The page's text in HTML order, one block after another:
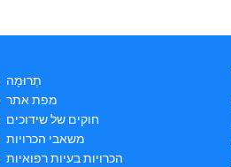
תְרוּמָה
מפת אתר
חוקים של שידוכים
משאבי הכרויות
הכרויות בעיות רפואיות